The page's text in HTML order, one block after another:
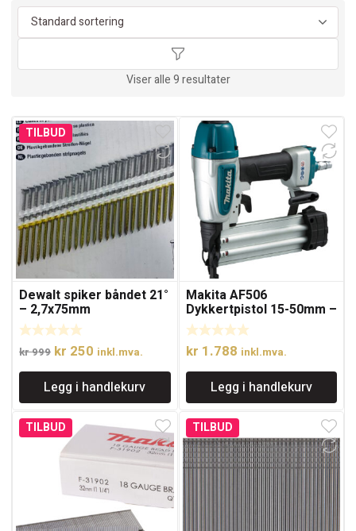
Viser alle 9 resultater
TILBUD
Dewalt spiker båndet 21°
– 2,7x75mm
kr999 Opprinnelig
pris
var:
kr 999.
kr 250 Nåværende
pris
er:
kr 250.
inkl.mva.
Legg i handlekurv
Makita AF506
Dykkertpistol 15-50mm –
18Ga
kr 1.788 inkl.mva.
Legg i handlekurv
TILBUD TILBUD